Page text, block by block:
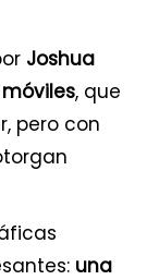
Joshua
, que
pero con
una